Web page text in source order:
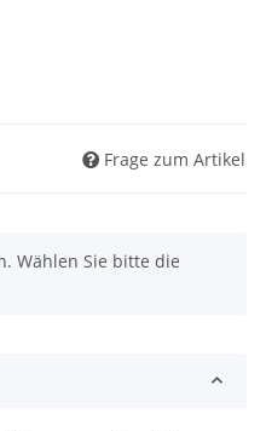
Frage zum Artikel
Wählen Sie bitte die